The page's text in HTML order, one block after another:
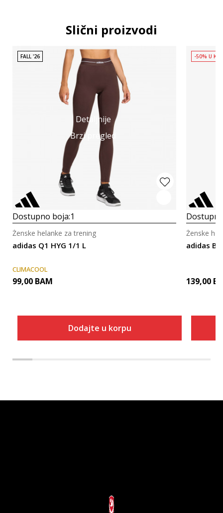
Slični proizvodi
Detaljnije
Brzi pregled
FALL '26
Dostupno boja:1
adidas Q1 HYG 1/1 L
Ženske helanke za trening
CLIMACOOL
99,00 BAM
Dodajte u korpu
-50% U
adidas
Ženske
139,00